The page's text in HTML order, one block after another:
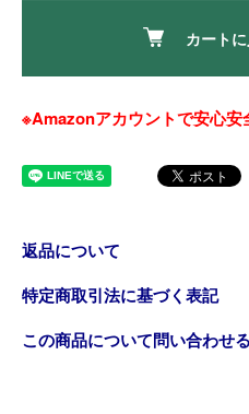
カート
※Amazonアカウントで安心安
返品について
特定商取引法に基づく表記
この商品について問い合わせる